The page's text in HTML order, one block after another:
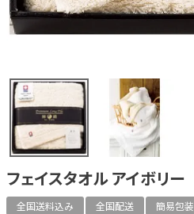
フェイスタオル アイボリー
全国送料込み 全国配送
簡易包装